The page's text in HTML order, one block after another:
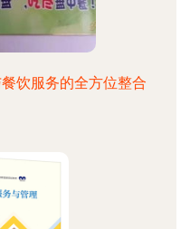
饮服务的全方位整合